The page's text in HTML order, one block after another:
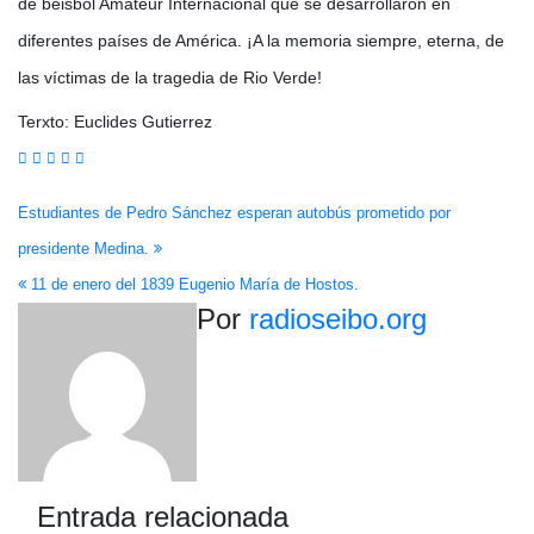
diferentes países de América. ¡A la memoria siempre, eterna, de
las víctimas de la tragedia de Rio Verde!
Terxto: Euclides Gutierrez
Navegación
de
entradas
Estudiantes de Pedro Sánchez esperan autobús prometido por
presidente Medina.
11 de enero del 1839 Eugenio María de Hostos.
Por radioseibo.org
Entrada relacionada